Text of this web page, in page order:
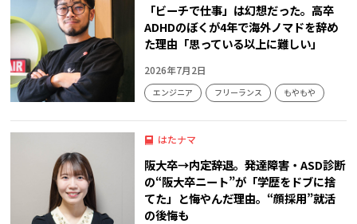
「ビーチで仕事」は幻想だった。高卒
ADHDのぼくが4年で海外ノマドを辞め
た理由「思っている以上に難しい」
2026年7月2日
エンジニア フリーランス もやもや
はたナマ
阪大卒→内定辞退。発達障害・ASD診断
の“阪大卒ニート”が「学歴をドブに捨
てた」と悔やんだ理由。“顔採用”就活
の後悔も